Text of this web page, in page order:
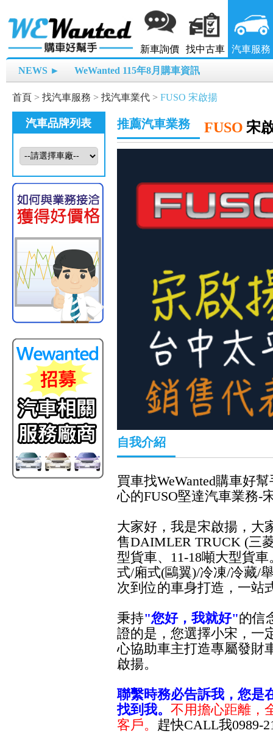
新車詢價 找中古車 汽車服務
NEWS ► WeWanted 115年8月購車資訊
首頁 > 找汽車服務 > 找汽車業代 > FUSO 宋啟揚
汽車品牌列表 推薦汽車業務 FUSO 宋
自我介紹
買車找WeWanted購車好
心的FUSO堅達汽車業務-
大家好，我是宋啟揚，大
售DAIMLER TRUCK (三
型貨車、 1 1-18噸大型貨車
式/廂式(鷗翼)/冷凍/冷藏/
次到位的車身打造，一站
秉持"您好，我就好"的信
證的是，您選擇小宋，一
心協助車主打造專屬發財
啟揚。
聯繫時務必告訴我，您是
找到我。不用擔心距離，
客戶。 趕快CALL我0989-